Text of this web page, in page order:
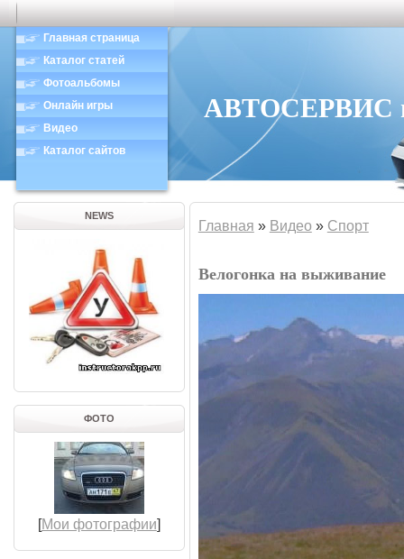
Главная страница
Каталог статей
Фотоальбомы
Онлайн игры
Видео
Каталог сайтов
АВТОСЕРВИС в
NEWS
ФОТО
[Мои фотографии]
Главная » Видео » Спорт
Велогонка на выживание